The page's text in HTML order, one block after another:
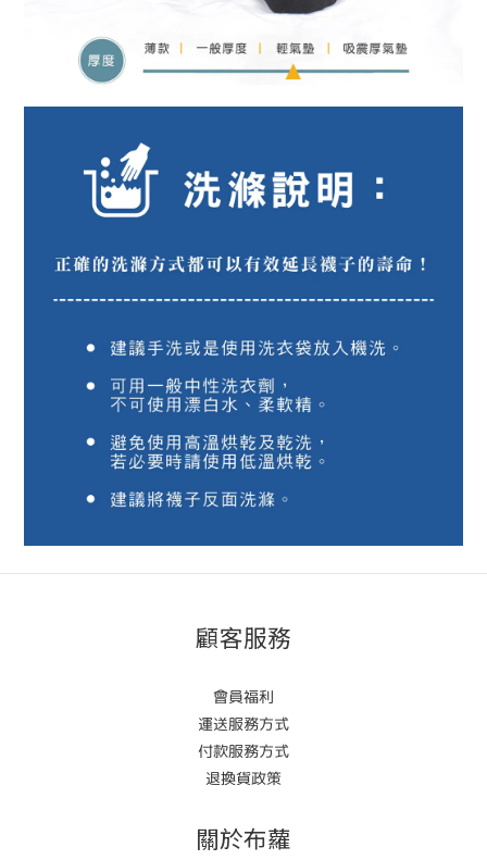
顧客服務
會員福利
運送服務方式
付款服務方式
退換貨政策
關於布蘿